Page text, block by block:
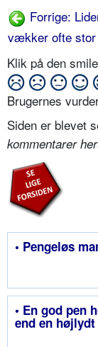
Forrige:
vækker ofte
Klik på den
Brugernes
Siden er blevet
kommentarer
• Pengeløs
• En god pen
end en